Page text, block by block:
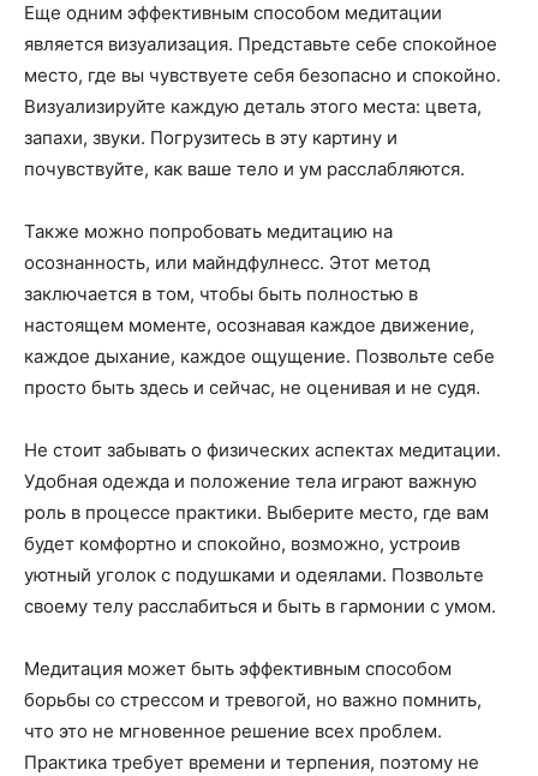
Еще одним эффективным способом медитации
является визуализация. Представьте себе спокойное
место, где вы чувствуете себя безопасно и спокойно.
Визуализируйте каждую деталь этого места: цвета,
запахи, звуки. Погрузитесь в эту картину и
почувствуйте, как ваше тело и ум расслабляются.
Также можно попробовать медитацию на
осознанность, или майндфулнесс. Этот метод
заключается в том, чтобы быть полностью в
настоящем моменте, осознавая каждое движение,
каждое дыхание, каждое ощущение. Позвольте себе
просто быть здесь и сейчас, не оценивая и не судя.
Не стоит забывать о физических аспектах медитации.
Удобная одежда и положение тела играют важную
роль в процессе практики. Выберите место, где вам
будет комфортно и спокойно, возможно, устроив
уютный уголок с подушками и одеялами. Позвольте
своему телу расслабиться и быть в гармонии с умом.
Медитация может быть эффективным способом
борьбы со стрессом и тревогой, но важно помнить,
что это не мгновенное решение всех проблем.
Практика требует времени и терпения, поэтому не